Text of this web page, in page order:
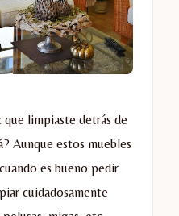
limpiaste detrás de
Aunque estos muebles
es bueno pedir
cuidadosamente